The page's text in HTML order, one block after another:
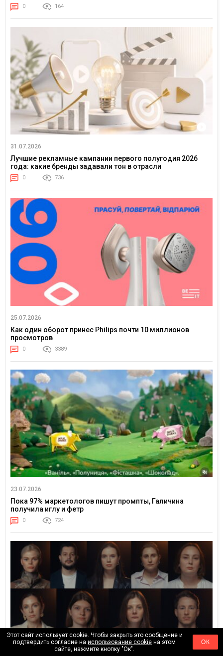
0 164
31.07.2026
Лучшие рекламные кампании первого полугодия 2026
года: какие бренды задавали тон в отрасли
0 736
25.07.2026
Как один оборот принес Philips почти 10 миллионов
просмотров
0 3389
23.07.2026
Пока 97% маркетологов пишут промпты, Галичина
получила иглу и фетр
0 724
Этот сайт использует cookie. Чтобы закрыть это сообщение и
подтвердить согласие наиспользование cookie на этом
сайте, нажмите кнопку "Ок".
ОК